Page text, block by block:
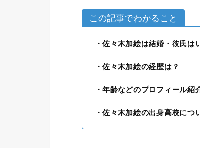
この記事でわかること
・佐々木加絵は結婚・彼氏は
・佐々木加絵の経歴は？
・年齢などのプロフィール紹
・佐々木加絵の出身高校につ